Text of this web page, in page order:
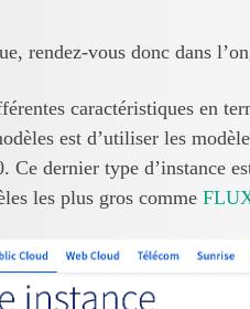
rendez-vous donc dans
caractéristiques en
est d’utiliser les
dernier type d’instance
les plus gros comme